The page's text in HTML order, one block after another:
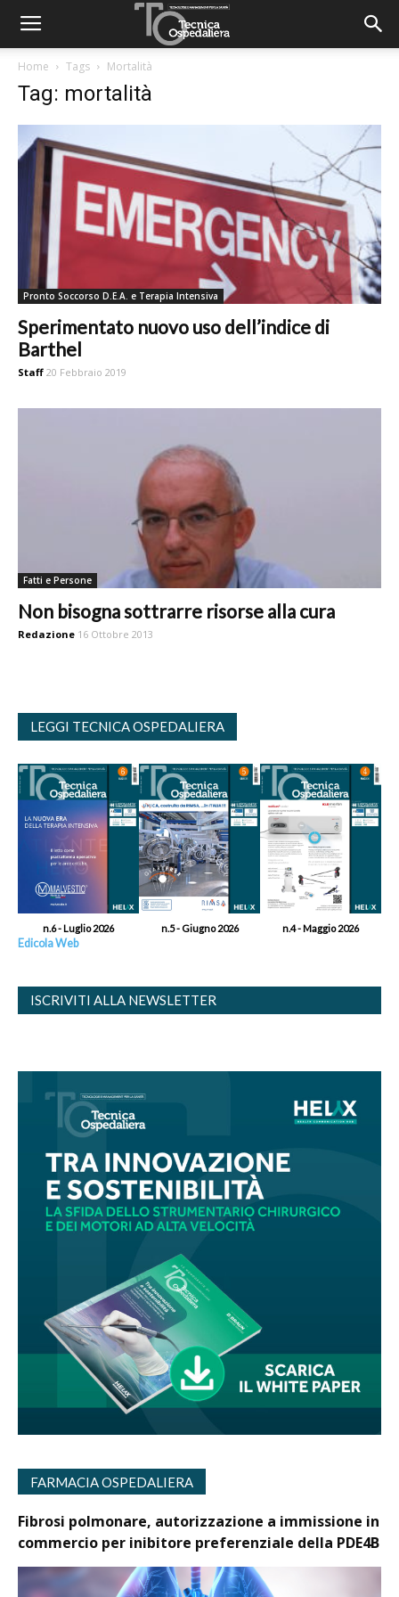
Home Tags Mortalità
Tag: mortalità
Pronto Soccorso D.E.A. e Terapia Intensiva
Sperimentato nuovo uso dell’indice di
Barthel
Staff 20 Febbraio 2019
Fatti e Persone
Non bisogna sottrarre risorse alla cura
Redazione 16 Ottobre 2013
LEGGI TECNICA OSPEDALIERA
n.6 - Luglio 2026 n.5 - Giugno 2026 n.4 - Maggio 2026
Edicola Web
ISCRIVITI ALLA NEWSLETTER
FARMACIA OSPEDALIERA
Fibrosi polmonare, autorizzazione a immissione in
commercio per inibitore preferenziale della PDE4B